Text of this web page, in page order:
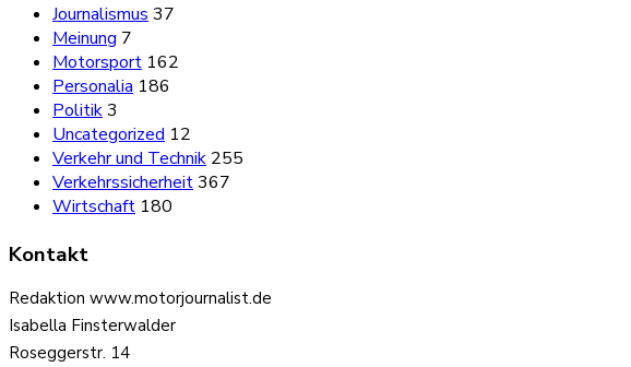
Journalismus 37
Meinung 7
Motorsport 162
Personalia 186
Politik3
Uncategorized 12
Verkehr und Technik 255
Verkehrssicherheit367
Wirtschaft 180
Kontakt
Redaktion www.motorjournalist.de
Isabella Finsterwalder
Roseggerstr. 14